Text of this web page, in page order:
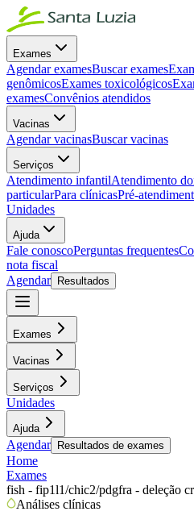
Exames
Agendar examesBuscar exames
genômicosExames toxicológicos
examesConvênios atendidos
Vacinas
Agendar vacinasBuscar vacinas
Serviços
Atendimento infantilAtendimento
particularPara clínicasPré-
Unidades
Ajuda
Fale conoscoPerguntas frequentes
nota fiscal
Agendar
Resultados
Exames
Vacinas
Serviços
Unidades
Ajuda
Agendar Resultados de exames
Home
Exames
fish - fip1l1/chic2/pdgfra - deleção
Análises clínicas